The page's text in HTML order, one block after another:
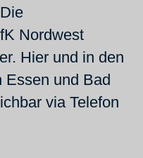
Nordwest
Hier und in den
Essen und Bad
via Telefon